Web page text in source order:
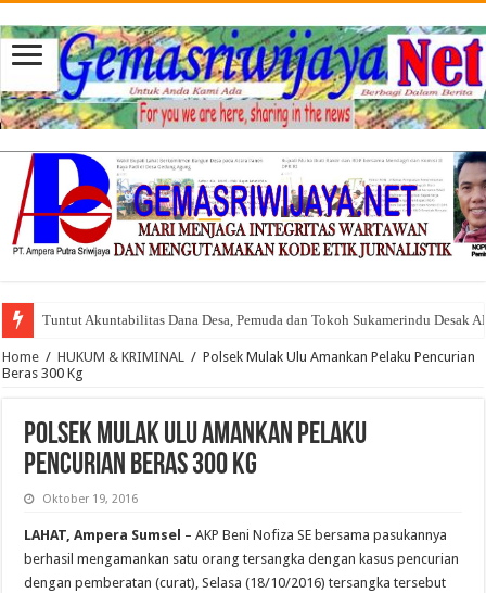
Tuntut Akuntabilitas Dana Desa, Pemuda dan Tokoh Sukamerindu Desak
Home / HUKUM & KRIMINAL / Polsek Mulak Ulu Amankan Pelaku Pencurian
Beras 300 Kg
Polsek Mulak Ulu Amankan Pelaku
Pencurian Beras 300 Kg
Oktober 19, 2016
LAHAT, Ampera Sumsel – AKP Beni Nofiza SE bersama pasukannya
berhasil mengamankan satu orang tersangka dengan kasus pencurian
dengan pemberatan (curat), Selasa (18/10/2016) tersangka tersebut